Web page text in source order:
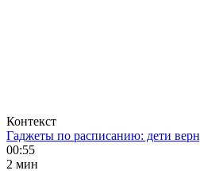
Контекст
Гаджеты по расписанию: дети
00:55
2 мин